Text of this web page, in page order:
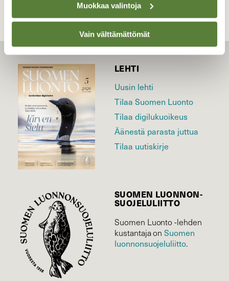
Muokkaa valintoja
Vain välttämättömät
LEHTI
Uusin lehti
Tilaa Suomen Luonto
Tilaa digilukuoikeus
Äänestä parasta juttua
Tilaa uutiskirje
SUOMEN LUONNON­
SUOJELU­LIITTO
Suomen Luonto -lehden
kustantaja onSuomen
luonnonsuojelu­liitto.